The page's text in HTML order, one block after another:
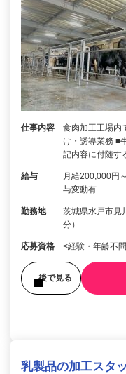
仕事内容
食肉加工工場内
け・誘導業務 ■
記内容に付随す
給与
月給200,000円
与変動有
勤務地
茨城県水戸市見
分）
応募資格 <経験・年齢不
後で見る
乳製品の加工スタ